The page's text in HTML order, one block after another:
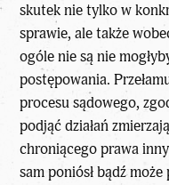
skutek nie tylko w
sprawie, ale także
ogóle nie są nie
postępowania.
procesu sądowego,
podjąć działań
chroniącego prawa
sam poniósł bądź